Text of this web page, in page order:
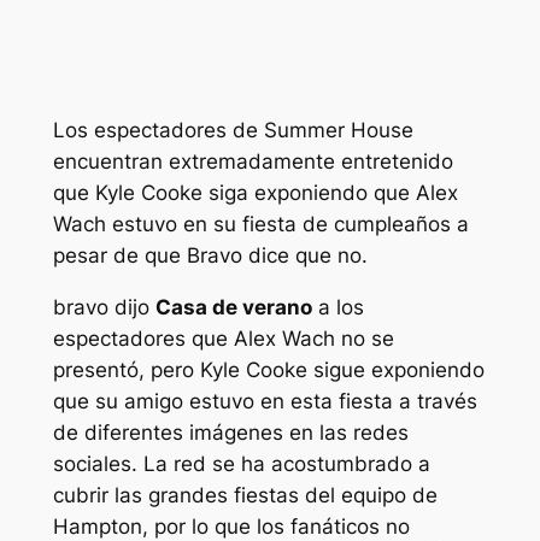
Los espectadores de Summer House
encuentran extremadamente entretenido
que Kyle Cooke siga exponiendo que Alex
Wach estuvo en su fiesta de cumpleaños a
pesar de que Bravo dice que no.
bravo dijo Casa de veranoa los
espectadores que Alex Wach no se
presentó, pero Kyle Cooke sigue exponiendo
que su amigo estuvo en esta fiesta a través
de diferentes imágenes en las redes
sociales. La red se ha acostumbrado a
cubrir las grandes fiestas del equipo de
Hampton, por lo que los fanáticos no